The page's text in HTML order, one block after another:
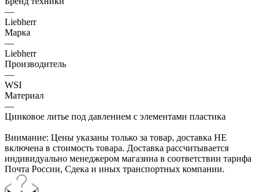
—
Liebherr
Марка
—
Liebherr
Производитель
—
WSI
Материал
—
Цинковое литье под давлением с элементами пластика
Внимание: Цены указаны только за товар, доставка НЕ
включена в стоимость товара. Доставка рассчитывается
индивидуально менеджером магазина в соответствии тарифа
Почта России, Сдека и иных транспортных компании.